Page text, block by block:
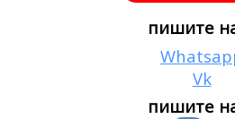
пишите
Vk
пишите